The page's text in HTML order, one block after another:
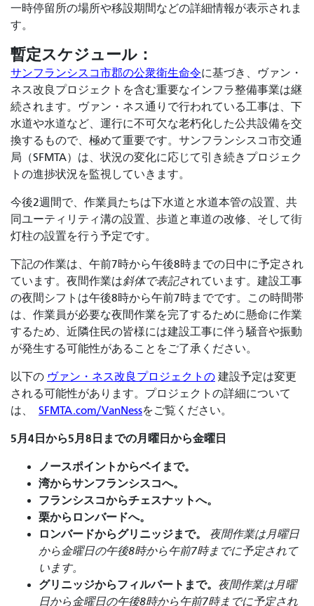
一時停留所の場所や移設期間などの詳細情報が表示されま
す。
暫定スケジュール：
サンフランシスコ市郡の公衆衛生命令に基づき 、ヴァン・
ネス改良プロジェクトを含む重要なインフラ整備事業は継
続されます。ヴァン・ネス通りで行われている工事は、下
水道や水道など、運行に不可欠な老朽化した公共設備を交
換するもので、極めて重要です。サンフランシスコ市交通
局（SFMTA）は、状況の変化に応じて引き続きプロジェク
トの進捗状況を監視していきます。
今後2週間で、作業員たちは下水道と水道本管の設置、共
同ユーティリティ溝の設置、歩道と車道の改修、そして街
灯柱の設置を行う予定です。
下記の作業は、午前7時から午後8時までの日中に予定され
ています。夜間作業は斜体で表記されています。建設工事
の夜間シフトは午後8時から午前7時までです。この時間帯
は、作業員が必要な夜間作業を完了するために懸命に作業
するため、近隣住民の皆様には建設工事に伴う騒音や振動
が発生する可能性があることをご了承ください。
以下の ヴァン・ネス改良プロジェクトの 建設予定は変更
される可能性があります。プロジェクトの詳細について
は、 SFMTA.com/VanNessをご覧ください。
5月4日から5月8日までの月曜日から金曜日
ノースポイントからベイまで。
湾からサンフランシスコへ。
フランシスコからチェスナットへ。
栗からロンバードへ。
ロンバードからグリニッジまで。
夜間作業は月曜日
から金曜日の午後8時から午前7時までに予定されて
います。
グリニッジからフィルバートまで。 夜間作業は月曜
日から金曜日の午後8時から午前7時までに予定され